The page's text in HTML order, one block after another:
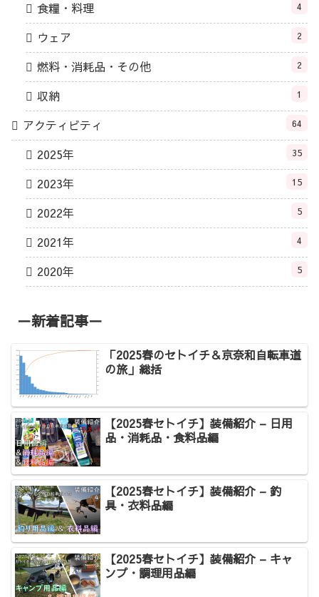
食糧・料理 4
ウェア 2
燃料・消耗品・その他 2
収納 1
アクティビティ 64
2025年 35
2023年 15
2022年 5
2021年 4
2020年 5
－新着記事－
「2025春のセトイチ＆京奈和自転車道
の旅」総括
【2025春セトイチ】装備紹介 – 日用
品・消耗品・食料品編
【2025春セトイチ】装備紹介 – 釣
具・衣料品編
【2025春セトイチ】装備紹介 – キャ
ンプ・調理用品編